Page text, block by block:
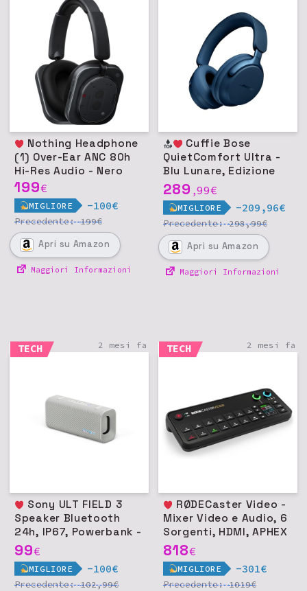
(1) Over-Ear ANC 80h
Hi-Res Audio - Nero
199€
MIGLIORE -100€
Precedente:199€
Apri su Amazon
Maggiori Informazioni
QuietComfort Ultra -
Blu Lunare, Edizione
Limitata
289 ,99€
MIGLIORE -209,96€
Precedente:298,99€
Apri su Amazon
Maggiori Informazioni
TECH 2 mesi fa
Speaker Bluetooth
24h, IP67, Powerbank -
Off White
99€
MIGLIORE -100€
Precedente:102,99€
TECH 2 mesi fa
Mixer Video e Audio, 6
Sorgenti, HDMI, APHEX
DSP
818€
MIGLIORE -301€
Precedente:1019€